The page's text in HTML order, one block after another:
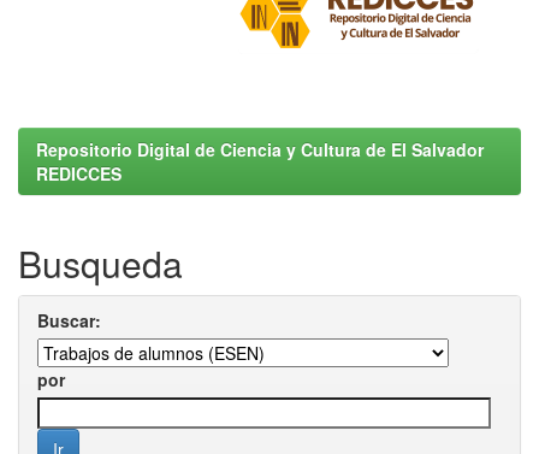
Repositorio Digital de Ciencia y Cultura de El Salvador
REDICCES
Busqueda
Buscar:
por